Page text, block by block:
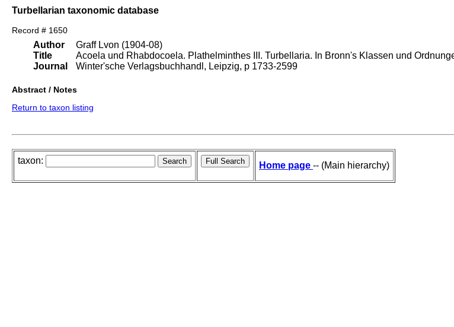
Turbellarian taxonomic database
Record # 1650
Author
Title
Journal
Graff Lvon (1904-08)
Acoela und Rhabdocoela. Plathelminthes III. Turbellaria. In Bronn's Klassen und
Winter'sche Verlagsbuchhandl, Leipzig, p 1733-2599
Abstract / Notes
Return to taxon listing
taxon: Home page -- (Main hierarchy)